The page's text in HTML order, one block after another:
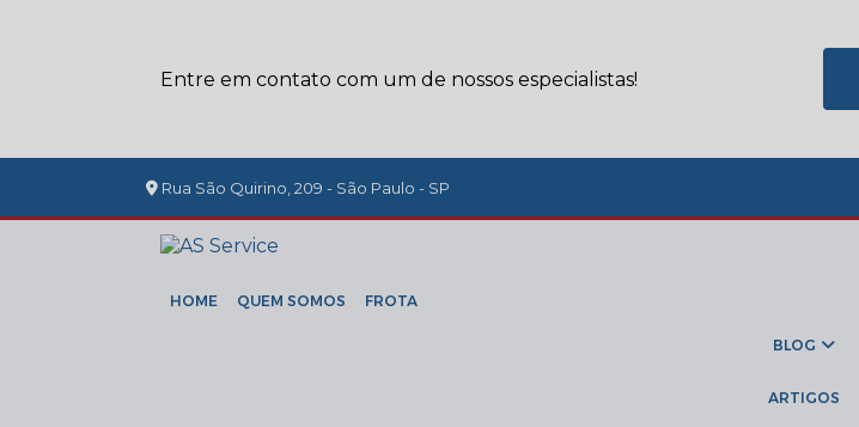
Entre em contato com um de nossos especialistas!
Rua São Quirino, 209 - São Paulo - SP
HOME QUEM SOMOS FROTA
BLOG
ARTIGOS